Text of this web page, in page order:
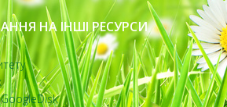
НА ІНШІ РЕСУРСИ